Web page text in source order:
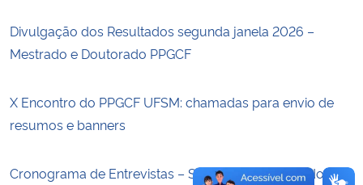
Gabinete de Segurança Institucional
Advocacia-Geral da União
Divulgação dos Resultados segunda janela 2026 –
Mestrado e Doutorado PPGCF
X Encontro do PPGCF UFSM: chamadas para envio de
resumos e banners
Cronograma de Entrevistas – Seleção de Doutorado e